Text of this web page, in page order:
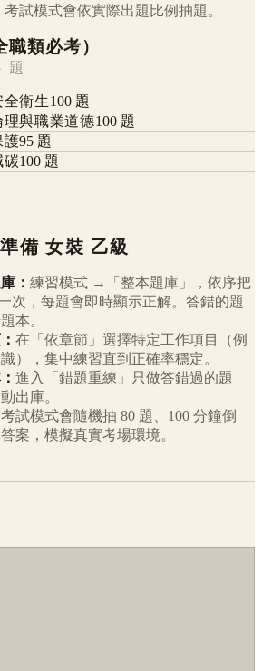
考試模式會依實際出題比例抽題。
類必考）
題
全衛生100題
與職業道德100題
護95 題
碳100 題
準備女裝 乙級
： 練習模式 →「整本題庫」，依序把
次，每題會即時顯示正解。答錯的題
本。
在「依章節」選擇特定工作項目（例
），集中練習直到正確率穩定。
進入「錯題重練」只做答錯過的題
出庫。
考試模式會隨機抽 80 題、100 分鐘倒
案，模擬真實考場環境。